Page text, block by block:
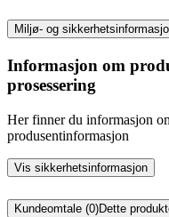
Miljø- og
Informasjon om
prosessering
Her finner du informasjon
produsentinformasjon
Vis sikkerhetsinformasjon
Kundeomtale (0)Dette